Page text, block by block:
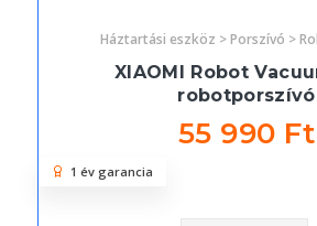
Háztartási eszköz > Porszívó >
XIAOMI Robot
robotporszívó
55 990 Ft
1 év garancia